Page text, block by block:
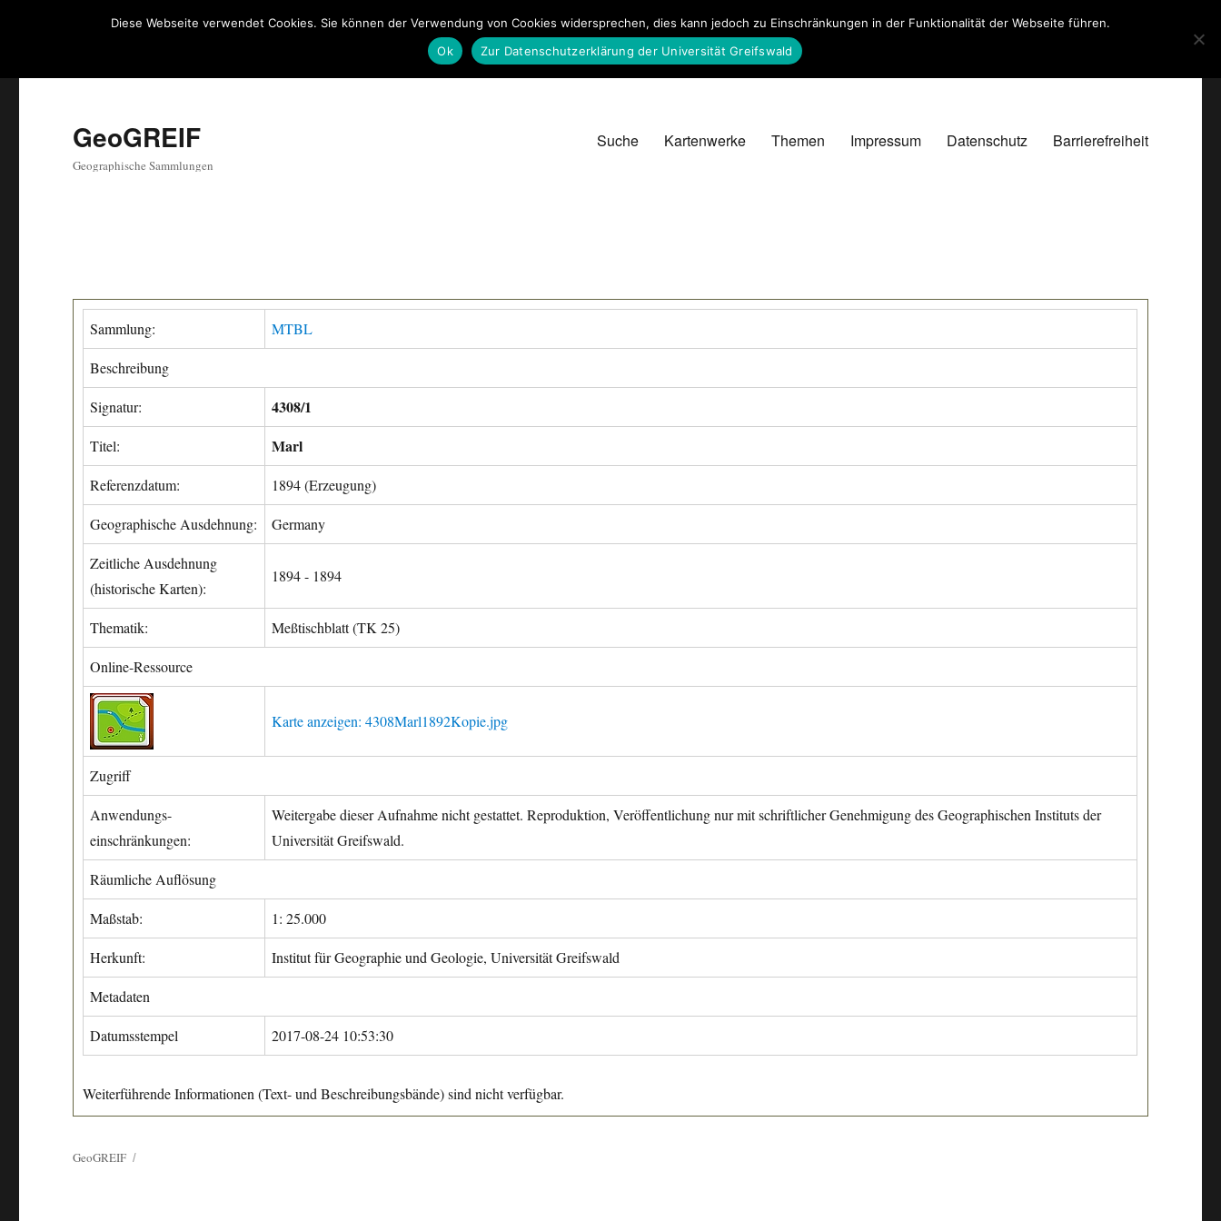
GeoGREIF
Geographische Sammlungen
Suche Kartenwerke Themen Impressum Datenschutz Barrierefreiheit
Sammlung: MTBL
Beschreibung
Signatur: 4308/1
Titel: Marl
Referenzdatum: 1894 (Erzeugung)
Geographische Ausdehnung: Germany
Zeitliche Ausdehnung
(historische Karten):
1894 - 1894
Thematik: Meßtischblatt (TK 25)
Online-Ressource
Karte anzeigen: 4308Marl1892Kopie.jpg
Zugriff
Anwendungs-
einschränkungen:
Weitergabe dieser Aufnahme nicht gestattet. Reproduktion, Veröffentlichung nur mit schriftlicher Genehmigung des Geographischen Instituts der
Universität Greifswald.
Räumliche Auflösung
Maßstab: 1: 25.000
Herkunft: Institut für Geographie und Geologie, Universität Greifswald
Metadaten
Datumsstempel 2017-08-24 10:53:30
Weiterführende Informationen (Text- und Beschreibungsbände) sind nicht verfügbar.
GeoGREIF
Diese Webseite verwendet Cookies. Sie können der Verwendung von Cookies widersprechen, dies kann jedoch zu Einschränkungen in der Funktionalität der Webseite führen.
Ok
Zur Datenschutzerklärung der Universität Greifswald